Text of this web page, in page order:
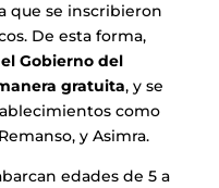
que se inscribieron
De esta forma,
Gobierno del
gratuita, y se
como
y Asimra.
edades de 5 a